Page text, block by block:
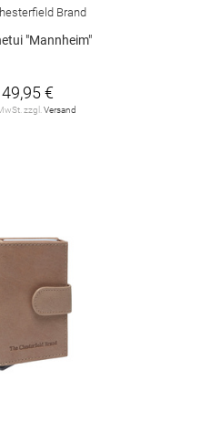
Brand
"Mannheim"
49,95 €
zzgl.Versand